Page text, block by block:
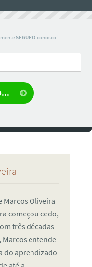
SEGURO conosco!
Marcos Oliveira
começou cedo,
três décadas
Marcos entende
do aprendizado